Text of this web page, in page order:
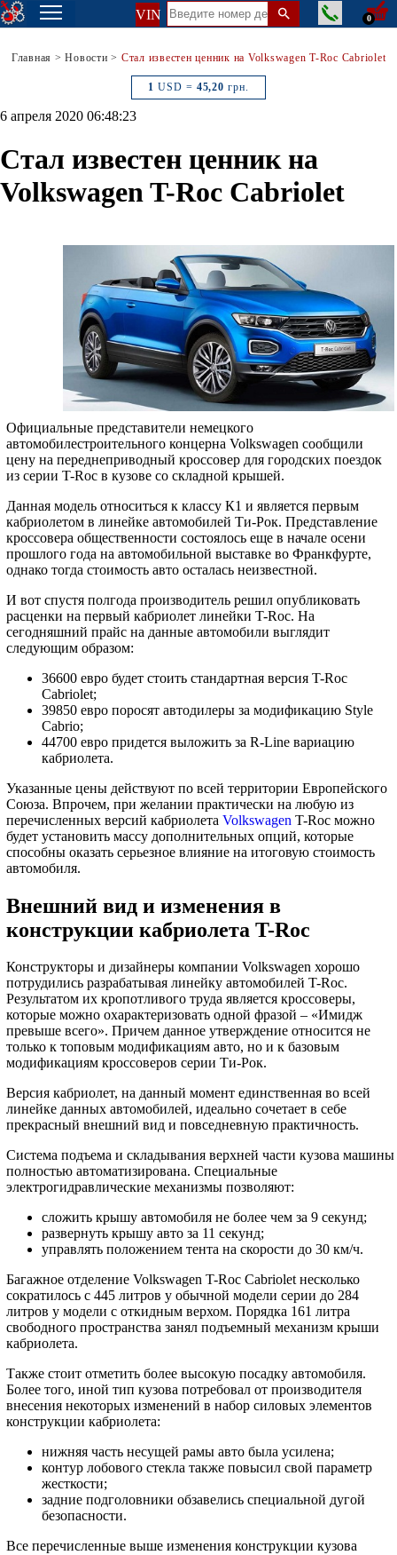
VIN 0
Главная > Новости > Стал известен ценник на Volkswagen T-Roc Cabriolet
1 USD = 45,20 грн.
6 апреля 2020 06:48:23
Стал известен ценник на
Volkswagen T-Roc Cabriolet
Официальные представители немецкого
автомобилестроительного концерна Volkswagen сообщили
цену на переднеприводный кроссовер для городских поездок
из серии T-Roc в кузове со складной крышей.
Данная модель относиться к классу К1 и является первым
кабриолетом в линейке автомобилей Ти-Рок. Представление
кроссовера общественности состоялось еще в начале осени
прошлого года на автомобильной выставке во Франкфурте,
однако тогда стоимость авто осталась неизвестной.
И вот спустя полгода производитель решил опубликовать
расценки на первый кабриолет линейки T-Roc. На
сегодняшний прайс на данные автомобили выглядит
следующим образом:
36600 евро будет стоить стандартная версия T-Roc
Cabriolet;
39850 евро поросят автодилеры за модификацию Style
Cabrio;
44700 евро придется выложить за R-Line вариацию
кабриолета.
Указанные цены действуют по всей территории Европейского
Союза. Впрочем, при желании практически на любую из
перечисленных версий кабриолета Volkswagen T-Roc можно
будет установить массу дополнительных опций, которые
способны оказать серьезное влияние на итоговую стоимость
автомобиля.
Внешний вид и изменения в
конструкции кабриолета T-Roc
Конструкторы и дизайнеры компании Volkswagen хорошо
потрудились разрабатывая линейку автомобилей T-Roc.
Результатом их кропотливого труда является кроссоверы,
которые можно охарактеризовать одной фразой – «Имидж
превыше всего». Причем данное утверждение относится не
только к топовым модификациям авто, но и к базовым
модификациям кроссоверов серии Ти-Рок.
Версия кабриолет, на данный момент единственная во всей
линейке данных автомобилей, идеально сочетает в себе
прекрасный внешний вид и повседневную практичность.
Система подъема и складывания верхней части кузова машины
полностью автоматизирована. Специальные
электрогидравлические механизмы позволяют:
сложить крышу автомобиля не более чем за 9 секунд;
развернуть крышу авто за 11 секунд;
управлять положением тента на скорости до 30 км/ч.
Багажное отделение Volkswagen T-Roc Cabriolet несколько
сократилось с 445 литров у обычной модели серии до 284
литров у модели с откидным верхом. Порядка 161 литра
свободного пространства занял подъемный механизм крыши
кабриолета.
Также стоит отметить более высокую посадку автомобиля.
Более того, иной тип кузова потребовал от производителя
внесения некоторых изменений в набор силовых элементов
конструкции кабриолета:
нижняя часть несущей рамы авто была усилена;
контур лобового стекла также повысил свой параметр
жесткости;
задние подголовники обзавелись специальной дугой
безопасности.
Все перечисленные выше изменения конструкции кузова